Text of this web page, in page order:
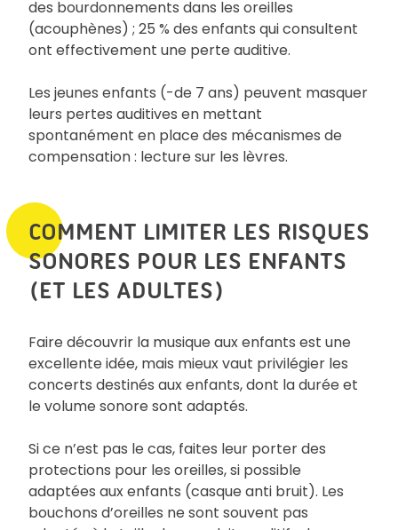
des bourdonnements dans les oreilles
(acouphènes) ; 25 % des enfants qui consultent
ont effectivement une perte auditive.
Les jeunes enfants (-de 7 ans) peuvent masquer
leurs pertes auditives en mettant
spontanément en place des mécanismes de
compensation : lecture sur les lèvres.
COMMENT LIMITER LES RISQUES
SONORES POUR LES ENFANTS
(ET LES ADULTES)
Faire découvrir la musique aux enfants est une
excellente idée, mais mieux vaut privilégier les
concerts destinés aux enfants, dont la durée et
le volume sonore sont adaptés.
Si ce n’est pas le cas, faites leur porter des
protections pour les oreilles, si possible
adaptées aux enfants (casque anti bruit). Les
bouchons d’oreilles ne sont souvent pas